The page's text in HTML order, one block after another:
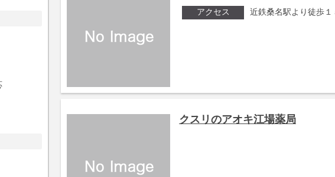
アクセス 近鉄桑名駅より徒歩１
クスリのアオキ江場薬局